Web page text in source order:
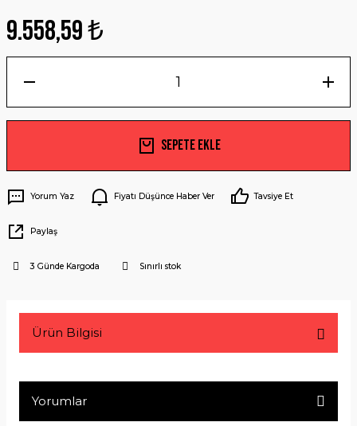
9.558,59 ₺
Sepete Ekle
Yorum Yaz Fiyatı Düşünce Haber Ver Tavsiye Et
Paylaş
3 Günde Kargoda Sınırlı stok
Ürün Bilgisi
Yorumlar